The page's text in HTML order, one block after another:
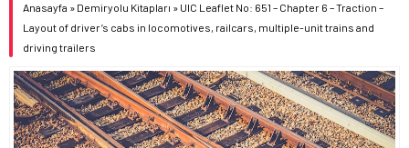
Anasayfa » Demiryolu Kitapları » UIC Leaflet No: 651 – Chapter 6 – Traction –
Layout of driver’s cabs in locomotives, railcars, multiple-unit trains and
driving trailers